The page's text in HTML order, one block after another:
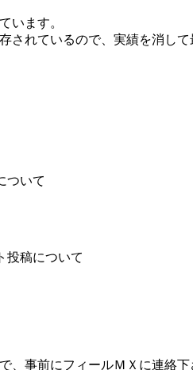
います。
されているので、実績を消し
ついて
投稿について
、事前にフィールＭＸに連絡下